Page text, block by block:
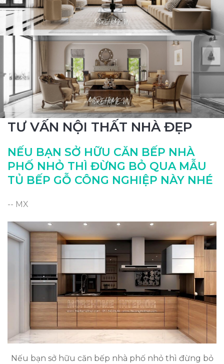
TƯ VẤN NỘI THẤT NHÀ ĐẸP
NẾU BẠN SỞ HỮU CĂN BẾP NHÀ
PHỐ NHỎ THÌ ĐỪNG BỎ QUA MẪU
TỦ BẾP GỖ CÔNG NGHIỆP NÀY NHÉ
-- MX
Nếu bạn sở hữu căn bếp nhà phố nhỏ thì đừng bỏ